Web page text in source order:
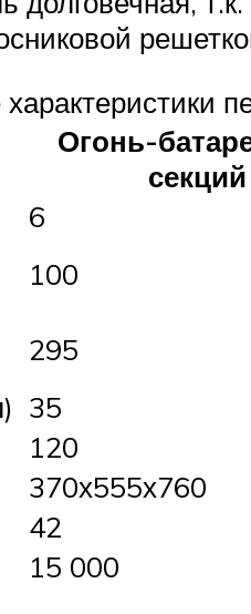
Огонь-
секций
6
100
295
35
120
370х555х760
42
15 000